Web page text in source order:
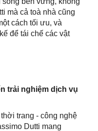
mà cả toà nhà cũng
cách tối ưu, và
để tái chế các vật
trải nghiệm dịch vụ
trang - công nghệ
Dutti mang